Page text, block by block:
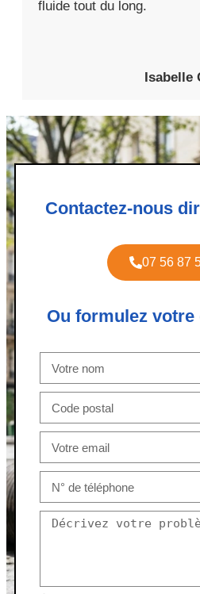
fluide tout du long.
Isabelle
Contactez-nous
07 56 87
Ou formulez votre